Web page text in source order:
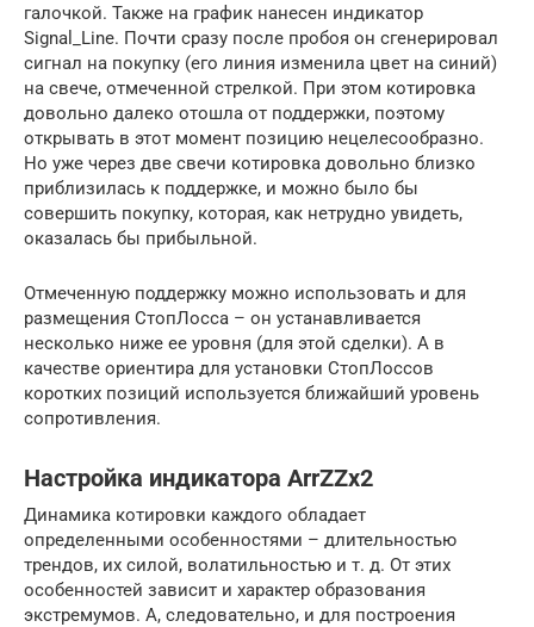
галочкой. Также на график нанесен индикатор
Signal_Line. Почти сразу после пробоя он сгенерировал
сигнал на покупку (его линия изменила цвет на синий)
на свече, отмеченной стрелкой. При этом котировка
довольно далеко отошла от поддержки, поэтому
открывать в этот момент позицию нецелесообразно.
Но уже через две свечи котировка довольно близко
приблизилась к поддержке, и можно было бы
совершить покупку, которая, как нетрудно увидеть,
оказалась бы прибыльной.
Отмеченную поддержку можно использовать и для
размещения СтопЛосса – он устанавливается
несколько ниже ее уровня (для этой сделки). А в
качестве ориентира для установки СтопЛоссов
коротких позиций используется ближайший уровень
сопротивления.
Настройка индикатора ArrZZx2
Динамика котировки каждого обладает
определенными особенностями – длительностью
трендов, их силой, волатильностью и т. д. От этих
особенностей зависит и характер образования
экстремумов. А, следовательно, и для построения